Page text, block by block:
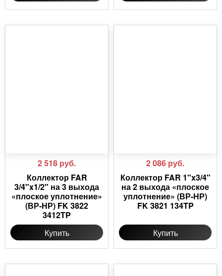
2 518 руб.
Коллектор FAR
3/4"x1/2" на 3 выхода
«плоское уплотнение»
(ВР-НР) FK 3822
3412TP
Купить
2 086 руб.
Коллектор FAR 1"x3/4"
на 2 выхода «плоское
уплотнение» (ВР-НР)
FK 3821 134TP
Купить